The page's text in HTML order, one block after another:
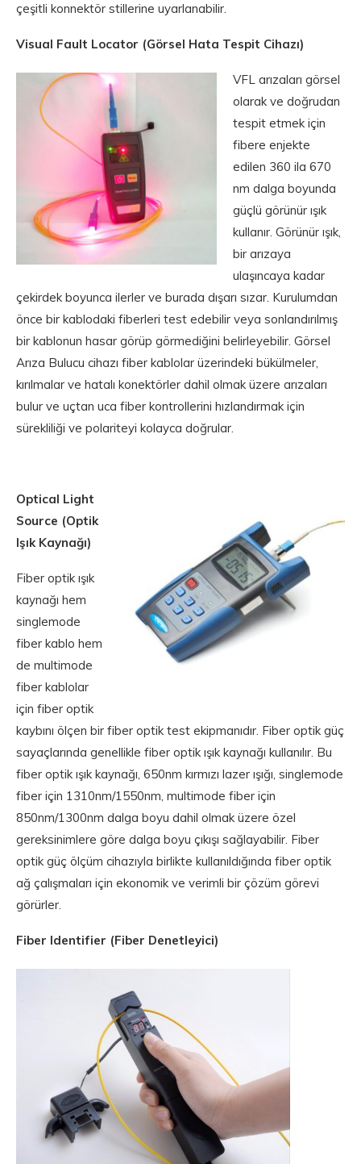
çeşitli konnektör stillerine uyarlanabilir.
Visual Fault Locator (Görsel Hata Tespit Cihazı)
VFL arızaları görsel
olarak ve doğrudan
tespit etmek için
fibere enjekte
edilen 360 ila 670
nm dalga boyunda
güçlü görünür ışık
kullanır. Görünür ışık,
bir arızaya
ulaşıncaya kadar
çekirdek boyunca ilerler ve burada dışarı sızar. Kurulumdan
önce bir kablodaki fiberleri test edebilir veya sonlandırılmış
bir kablonun hasar görüp görmediğini belirleyebilir. Görsel
Arıza Bulucu cihazı fiber kablolar üzerindeki bükülmeler,
kırılmalar ve hatalı konektörler dahil olmak üzere arızaları
bulur ve uçtan uca fiber kontrollerini hızlandırmak için
sürekliliği ve polariteyi kolayca doğrular.
Optical Light
Source (Optik
Işık Kaynağı)
Fiber optik ışık
kaynağı hem
singlemode
fiber kablo hem
de multimode
fiber kablolar
için fiber optik
kaybını ölçen bir fiber optik test ekipmanıdır. Fiber optik güç
sayaçlarında genellikle fiber optik ışık kaynağı kullanılır. Bu
fiber optik ışık kaynağı, 650nm kırmızı lazer ışığı, singlemode
fiber için 1310nm/1550nm, multimode fiber için
850nm/1300nm dalga boyu dahil olmak üzere özel
gereksinimlere göre dalga boyu çıkışı sağlayabilir. Fiber
optik güç ölçüm cihazıyla birlikte kullanıldığında fiber optik
ağ çalışmaları için ekonomik ve verimli bir çözüm görevi
görürler.
Fiber Identifier (Fiber Denetleyici)